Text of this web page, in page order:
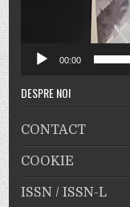
00:00
DESPRE NOI
CONTACT
COOKIE
ISSN / ISSN-L